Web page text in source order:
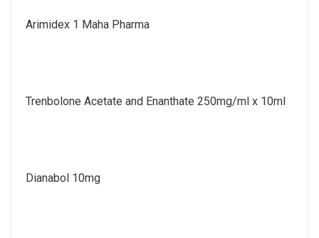
Arimidex 1 Maha Pharma
Trenbolone Acetate and Enanthate 250mg/ml x 10ml
Dianabol 10mg